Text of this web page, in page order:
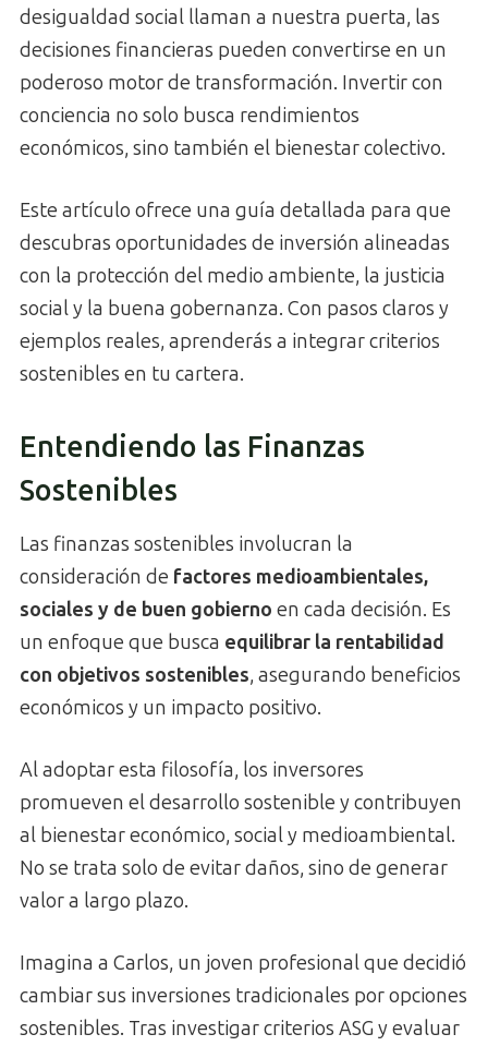
desigualdad social llaman a nuestra puerta, las
decisiones financieras pueden convertirse en un
poderoso motor de transformación. Invertir con
conciencia no solo busca rendimientos
económicos, sino también el bienestar colectivo.
Este artículo ofrece una guía detallada para que
descubras oportunidades de inversión alineadas
con la protección del medio ambiente, la justicia
social y la buena gobernanza. Con pasos claros y
ejemplos reales, aprenderás a integrar criterios
sostenibles en tu cartera.
Entendiendo las Finanzas
Sostenibles
Las finanzas sostenibles involucran la
consideración de factores medioambientales,
sociales y de buen gobierno en cada decisión. Es
un enfoque que busca equilibrar la rentabilidad
con objetivos sostenibles, asegurando beneficios
económicos y un impacto positivo.
Al adoptar esta filosofía, los inversores
promueven el desarrollo sostenible y contribuyen
al bienestar económico, social y medioambiental.
No se trata solo de evitar daños, sino de generar
valor a largo plazo.
Imagina a Carlos, un joven profesional que decidió
cambiar sus inversiones tradicionales por opciones
sostenibles. Tras investigar criterios ASG y evaluar